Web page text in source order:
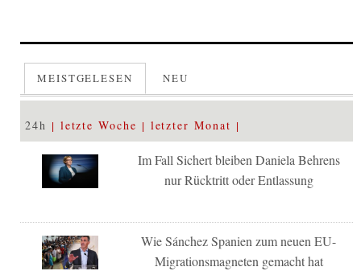
MEISTGELESEN NEU
24h letzte Woche letzter Monat
Im Fall Sichert bleiben Daniela Behrens
nur Rücktritt oder Entlassung
Wie Sánchez Spanien zum neuen EU-
Migrationsmagneten gemacht hat